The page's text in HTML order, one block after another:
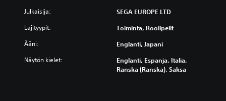
Julkaisija: SEGA EUROPE LTD
Lajityypit: Toiminta, Roolipelit
Ääni: Englanti, Japani
Näytön kielet:
Englanti, Espanja, Italia,
Ranska (Ranska), Saksa